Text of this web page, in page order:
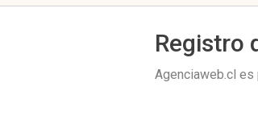
Registro
Agenciaweb.cl es